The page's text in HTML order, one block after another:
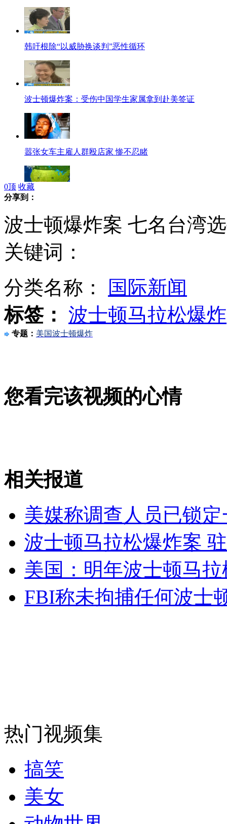
韩吁根除“以威胁换谈判”恶性循环
波士顿爆炸案：受伤中国学生家属拿到赴美签证
嚣张女车主雇人群殴店家 惨不忍睹
得州爆炸事发地韦科:曾发生韦科惨案 致80人丧生
得州爆炸事件死伤人数报道不一
得州爆炸工厂氨气不断渗出 对大气污染无法预估
手机记录得州爆炸瞬间 女孩惊呼"赶紧离开"
山西运城恶犬咬伤多人 警民合力深夜将其击毙
无痛分娩是否安全 医生回应
走！跟着总书记去植树
消防员救轻生者
0顶 收藏
分享到：
波士顿爆炸案 七名台湾
关键词：
分类名称：
国际新闻
标签： 波士顿马拉松爆炸
专题： 美国波士顿爆炸
您看完该视频的心情
相关报道
美媒称调查人员已锁
波士顿马拉松爆炸案
美国：明年波士顿马
FBI称未拘捕任何波士
热门视频集
搞笑
美女